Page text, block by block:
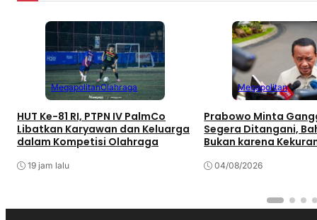
MegapolitanOlahraga
HUT Ke-81 RI, PTPN IV PalmCo
Libatkan Karyawan dan Keluarga
dalam Kompetisi Olahraga
19 jam lalu
Megapolitan
Prabowo Minta
Segera Ditangani,
Bukan karena
04/08/2026